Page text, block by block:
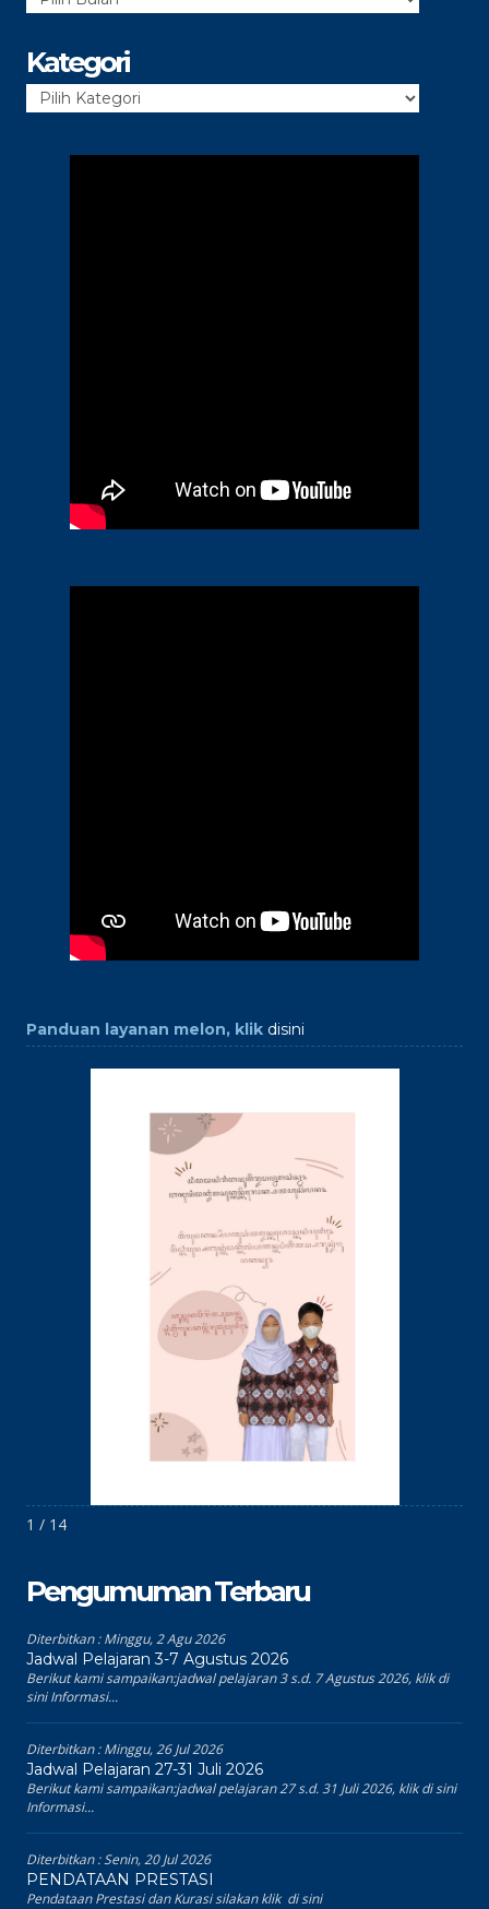
Arsip
Kategori
Kategori
Panduan layanan melon, klik disini
1 / 14
Pengumuman Terbaru
Diterbitkan :Minggu, 2 Agu 2026
Jadwal Pelajaran 3-7 Agustus 2026
Berikut kami sampaikan:jadwal pelajaran 3 s.d. 7 Agustus 2026, klik di
sini Informasi...
Diterbitkan :Minggu, 26 Jul 2026
Jadwal Pelajaran 27-31 Juli 2026
Berikut kami sampaikan:jadwal pelajaran 27 s.d. 31 Juli 2026, klik di sini
Informasi...
Diterbitkan :Senin, 20 Jul 2026
PENDATAAN PRESTASI
Pendataan Prestasi dan Kurasi silakan klik di sini